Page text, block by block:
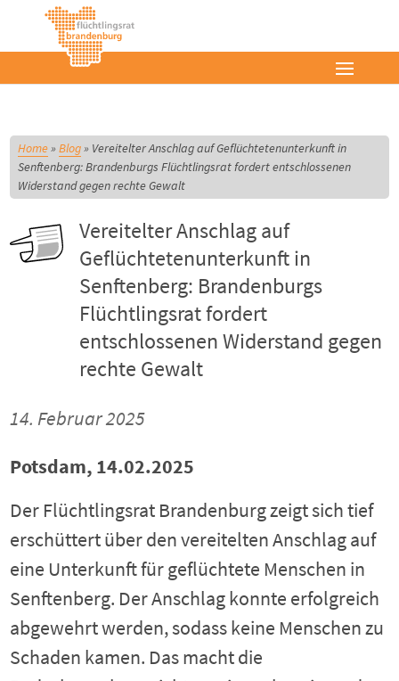
Home»Blog» Vereitelter Anschlag auf Geflüchtetenunterkunft in
Senftenberg: Brandenburgs Flüchtlingsrat fordert entschlossenen
Widerstand gegen rechte Gewalt
Vereitelter Anschlag auf
Geflüchtetenunterkunft in
Senftenberg: Brandenburgs
Flüchtlingsrat fordert
entschlossenen Widerstand gegen
rechte Gewalt
14. Februar 2025
Potsdam, 14.02.2025
Der Flüchtlingsrat Brandenburg zeigt sich tief
erschüttert über den vereitelten Anschlag auf
eine Unterkunft für geflüchtete Menschen in
Senftenberg. Der Anschlag konnte erfolgreich
abgewehrt werden, sodass keine Menschen zu
Schaden kamen. Das macht die